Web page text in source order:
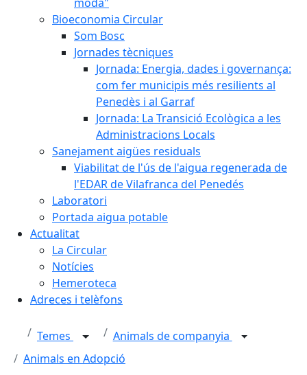
Bioeconomia Circular
Som Bosc
Jornades tècniques
Jornada: Energia, dades i governança:
com fer municipis més resilients al
Penedès i al Garraf
Jornada: La Transició Ecològica a les
Administracions Locals
Sanejament aigües residuals
Viabilitat de l'ús de l'aigua regenerada de
l'EDAR de Vilafranca del Penedés
Laboratori
Portada aigua potable
Actualitat
La Circular
Notícies
Hemeroteca
Adreces i telèfons
Temes
Animals de companyia
Animals en Adopció